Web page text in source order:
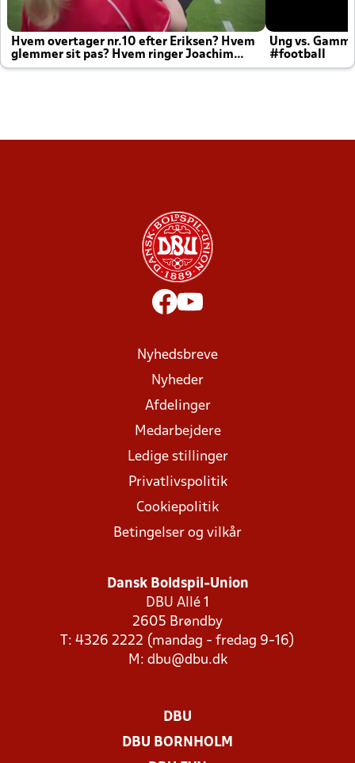
Hvem overtager nr.10 efter Eriksen? Hvem
glemmer sit pas? Hvem ringer Joachim
altid til efter kampe?
Ung vs.
#football
Nyhedsbreve
Nyheder
Afdelinger
Medarbejdere
Ledige stillinger
Privatlivspolitik
Cookiepolitik
Betingelser og vilkår
Dansk Boldspil-Union
DBU Allé 1
2605 Brøndby
T: 4326 2222 (mandag - fredag 9-16)
M: dbu@dbu.dk
DBU
DBU BORNHOLM